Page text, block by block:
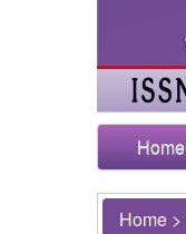
Home
Home >